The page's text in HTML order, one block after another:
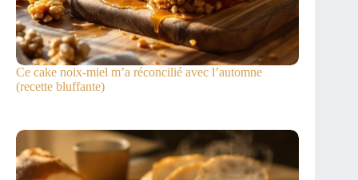
Ce cake noix-miel m’a réconcilié avec l’automne
(recette bluffante)